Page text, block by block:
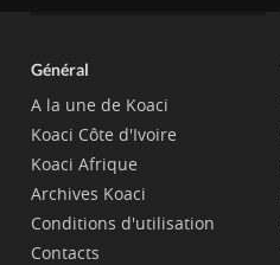
Général
A la une de Koaci
Koaci Côte d'Ivoire
Koaci Afrique
Archives Koaci
Conditions d'utilisation
Contacts